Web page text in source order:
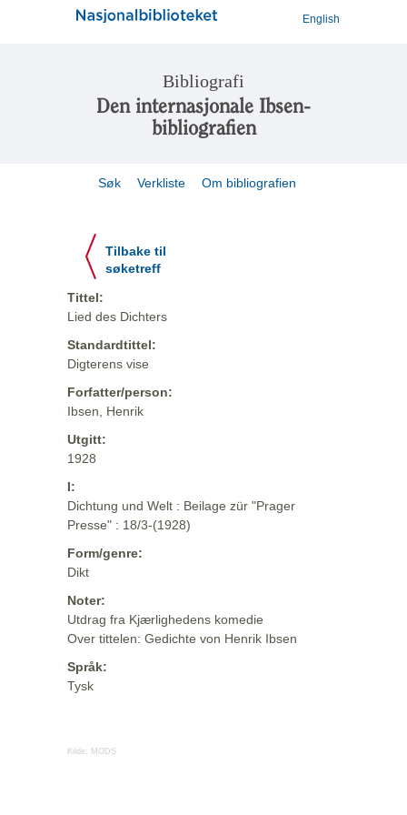
English
Bibliografi
Den internasjonale Ibsen-
bibliografien
Søk Verkliste Om bibliografien
Tilbake til
søketreff
Tittel:
Lied des Dichters
Standardtittel:
Digterens vise
Forfatter/person:
Ibsen, Henrik
Utgitt:
1928
I:
Dichtung und Welt : Beilage zür "Prager
Presse" : 18/3-(1928)
Form/genre:
Dikt
Noter:
Utdrag fra Kjærlighedens komedie
Over tittelen: Gedichte von Henrik Ibsen
Språk:
Tysk
Kilde: MODS